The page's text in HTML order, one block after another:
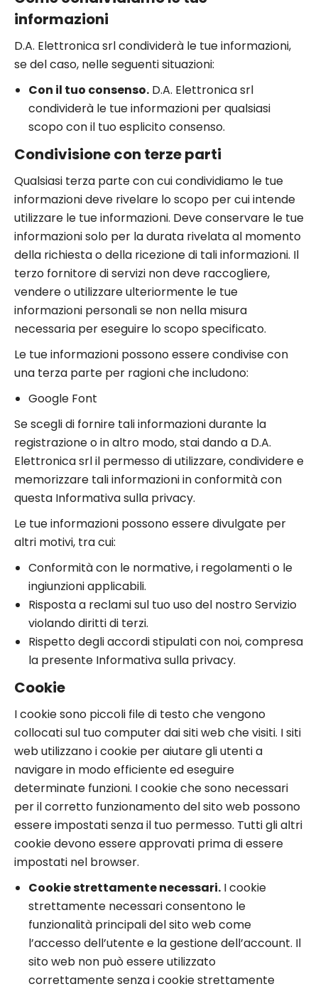
informazioni
D.A. Elettronica srl condividerà le tue informazioni,
se del caso, nelle seguenti situazioni:
Con il tuo consenso. D.A. Elettronica srl
condividerà le tue informazioni per qualsiasi
scopo con il tuo esplicito consenso.
Condivisione con terze parti
Qualsiasi terza parte con cui condividiamo le tue
informazioni deve rivelare lo scopo per cui intende
utilizzare le tue informazioni. Deve conservare le tue
informazioni solo per la durata rivelata al momento
della richiesta o della ricezione di tali informazioni. Il
terzo fornitore di servizi non deve raccogliere,
vendere o utilizzare ulteriormente le tue
informazioni personali se non nella misura
necessaria per eseguire lo scopo specificato.
Le tue informazioni possono essere condivise con
una terza parte per ragioni che includono:
Google Font
Se scegli di fornire tali informazioni durante la
registrazione o in altro modo, stai dando a D.A.
Elettronica srl il permesso di utilizzare, condividere e
memorizzare tali informazioni in conformità con
questa Informativa sulla privacy.
Le tue informazioni possono essere divulgate per
altri motivi, tra cui:
Conformità con le normative, i regolamenti o le
ingiunzioni applicabili.
Risposta a reclami sul tuo uso del nostro Servizio
violando diritti di terzi.
Rispetto degli accordi stipulati con noi, compresa
la presente Informativa sulla privacy.
Cookie
I cookie sono piccoli file di testo che vengono
collocati sul tuo computer dai siti web che visiti. I siti
web utilizzano i cookie per aiutare gli utenti a
navigare in modo efficiente ed eseguire
determinate funzioni. I cookie che sono necessari
per il corretto funzionamento del sito web possono
essere impostati senza il tuo permesso. Tutti gli altri
cookie devono essere approvati prima di essere
impostati nel browser.
Cookie strettamente necessari. I cookie
strettamente necessari consentono le
funzionalità principali del sito web come
l’accesso dell’utente e la gestione dell’account. Il
sito web non può essere utilizzato
correttamente senza i cookie strettamente